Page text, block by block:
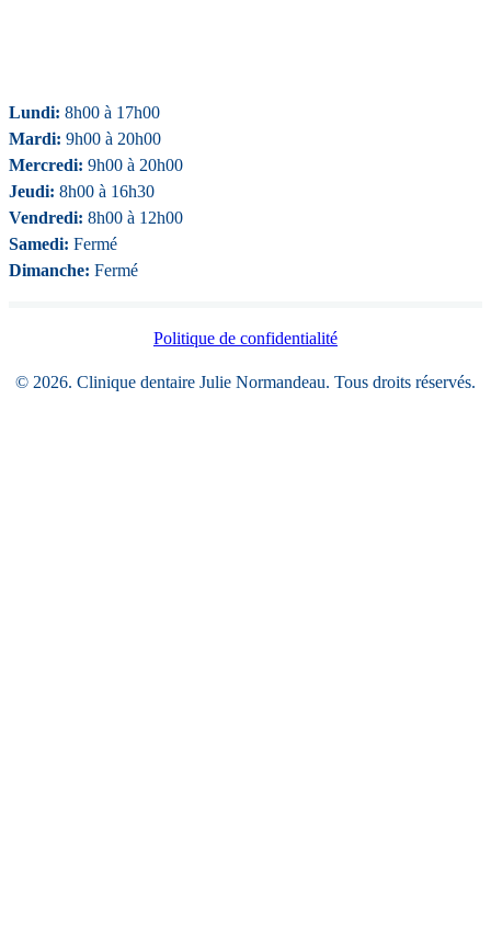
Lundi: 8h00 à 17h00
Mardi: 9h00 à 20h00
Mercredi: 9h00 à 20h00
Jeudi: 8h00 à 16h30
Vendredi: 8h00 à 12h00
Samedi: Fermé
Dimanche: Fermé
Politique de confidentialité
© 2026. Clinique dentaire Julie Normandeau. Tous droits réservés.